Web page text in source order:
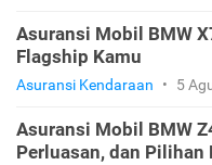
Asuransi Mobil BMW
Flagship Kamu
Asuransi Kendaraan • 5
Asuransi Mobil BMW
Perluasan, dan Pilihan